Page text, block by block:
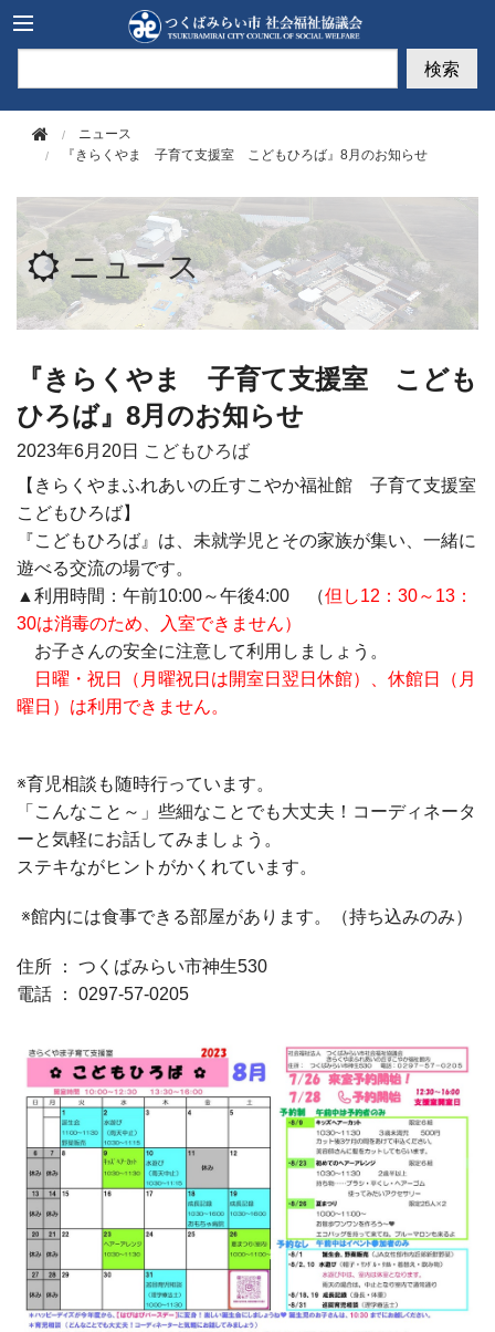
検索
ニュース
『きらくやま 子育て支援室 こどもひろば』8月のお知らせ
ニュース
『きらくやま 子育て支援室 こども
ひろば』8月のお知らせ
2023年6月20日 こどもひろば
【きらくやまふれあいの丘すこやか福祉館 子育て支援室
こどもひろば】
『こどもひろば』は、未就学児とその家族が集い、一緒に
遊べる交流の場です。
▲利用時間：午前10:00～午後4:00 （但し12：30～13：
30は消毒のため、入室できません）
お子さんの安全に注意して利用しましょう。
日曜・祝日（月曜祝日は開室日翌日休館）、休館日（月
曜日）は利用できません。
※育児相談も随時行っています。
「こんなこと～」些細なことでも大丈夫！コーディネータ
ーと気軽にお話してみましょう。
ステキながヒントがかくれています。
※館内には食事できる部屋があります。（持ち込みのみ）
住所 ： つくばみらい市神生530
電話 ： 0297-57-0205